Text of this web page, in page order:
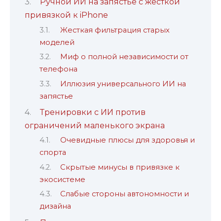
Ручной ИИ на запястье с жесткой
привязкой к iPhone
Жесткая фильтрация старых
моделей
Миф о полной независимости от
телефона
Иллюзия универсального ИИ на
запястье
Тренировки с ИИ против
ограничений маленького экрана
Очевидные плюсы для здоровья и
спорта
Скрытые минусы в привязке к
экосистеме
Слабые стороны автономности и
дизайна